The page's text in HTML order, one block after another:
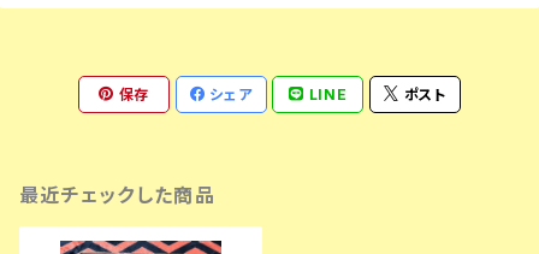
保存 シェア LINE ポスト
最近チェックした商品